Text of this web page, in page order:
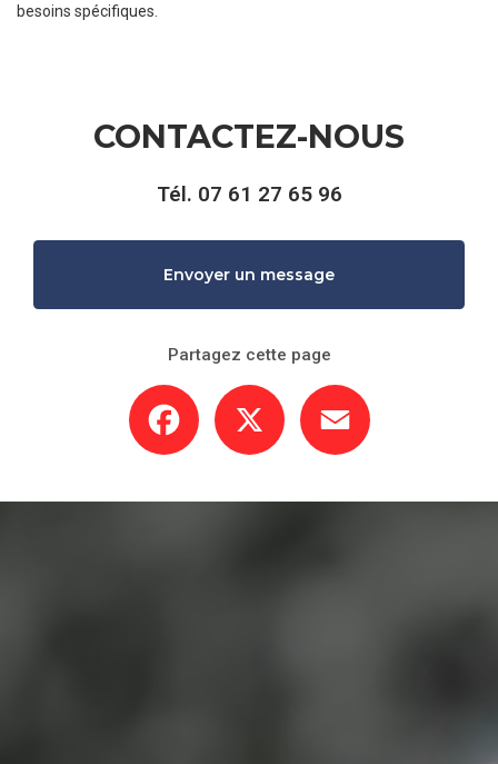
besoins spécifiques.
CONTACTEZ-NOUS
Tél. 07 61 27 65 96
Envoyer un message
Partagez cette page
Facebook